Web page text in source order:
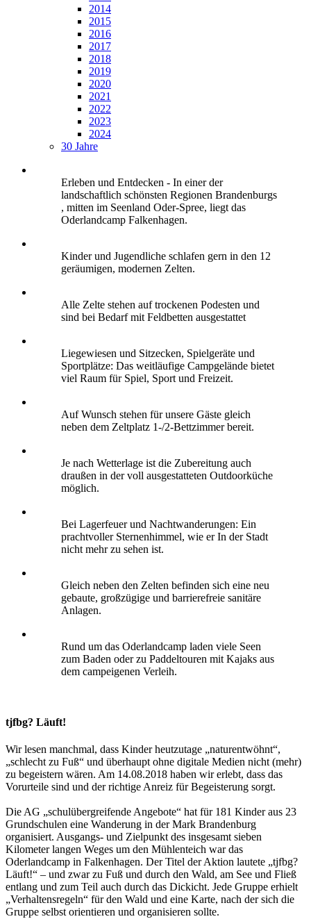
2014
2015
2016
2017
2018
2019
2020
2021
2022
2023
2024
30 Jahre
Erleben und Entdecken - In einer der
landschaftlich schönsten Regionen Brandenburgs
, mitten im Seenland Oder-Spree, liegt das
Oderlandcamp Falkenhagen.
Kinder und Jugendliche schlafen gern in den 12
geräumigen, modernen Zelten.
Alle Zelte stehen auf trockenen Podesten und
sind bei Bedarf mit Feldbetten ausgestattet
Liegewiesen und Sitzecken, Spielgeräte und
Sportplätze: Das weitläufige Campgelände bietet
viel Raum für Spiel, Sport und Freizeit.
Auf Wunsch stehen für unsere Gäste gleich
neben dem Zeltplatz 1-/2-Bettzimmer bereit.
Je nach Wetterlage ist die Zubereitung auch
draußen in der voll ausgestatteten Outdoorküche
möglich.
Bei Lagerfeuer und Nachtwanderungen: Ein
prachtvoller Sternenhimmel, wie er In der Stadt
nicht mehr zu sehen ist.
Gleich neben den Zelten befinden sich eine neu
gebaute, großzügige und barrierefreie sanitäre
Anlagen.
Rund um das Oderlandcamp laden viele Seen
zum Baden oder zu Paddeltouren mit Kajaks aus
dem campeigenen Verleih.
tjfbg? Läuft!
Wir lesen manchmal, dass Kinder heutzutage „naturentwöhnt“,
„schlecht zu Fuß“ und überhaupt ohne digitale Medien nicht (mehr)
zu begeistern wären. Am 14.08.2018 haben wir erlebt, dass das
Vorurteile sind und der richtige Anreiz für Begeisterung sorgt.
Die AG „schulübergreifende Angebote“ hat für 181 Kinder aus 23
Grundschulen eine Wanderung in der Mark Brandenburg
organisiert. Ausgangs- und Zielpunkt des insgesamt sieben
Kilometer langen Weges um den Mühlenteich war das
Oderlandcamp in Falkenhagen. Der Titel der Aktion lautete „tjfbg?
Läuft!“ – und zwar zu Fuß und durch den Wald, am See und Fließ
entlang und zum Teil auch durch das Dickicht. Jede Gruppe erhielt
„Verhaltensregeln“ für den Wald und eine Karte, nach der sich die
Gruppe selbst orientieren und organisieren sollte.